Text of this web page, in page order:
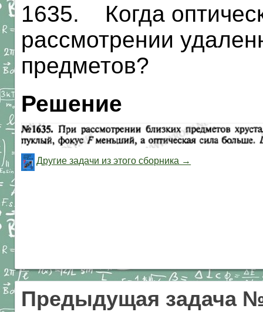
1635. Когда
рассмотрении
предметов?
Решение
Другие задачи из этого сборника →
Предыдущая задача